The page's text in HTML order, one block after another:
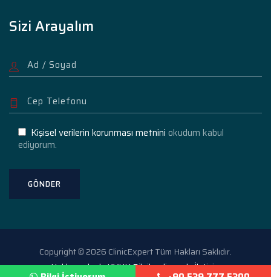
Sizi Arayalım
Kişisel verilerin korunması metnini okudum kabul
ediyorum.
Copyright © 2026 ClinicExpert Tüm Hakları Saklıdır.
Hakkımızda
KVKK Bilgilendirme İletişim